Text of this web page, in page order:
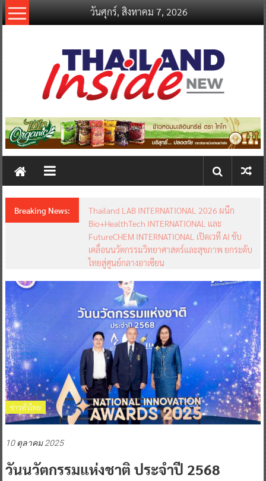
Skip
to
วันศุกร์, สิงหาคม 7, 2026
thailandinsidenew.com
Thailand
New
Breaking News:
Thailand LAB INTERNATIONAL 2026 ผนึก
Bio+HealthTech INTERNATIONAL และ
FutureCHEM INTERNATIONAL เปิดเวที AI ขับ
เคลื่อนนวัตกรรมวิทยาศาสตร์และสุขภาพ ยกระดับ
ไทยสู่ศูนย์กลางอาเซียน
ข่าวทั่วไทย
10 ตุลาคม 2025
วันนวัตกรรมแห่งชาติ ประจำปี 2568